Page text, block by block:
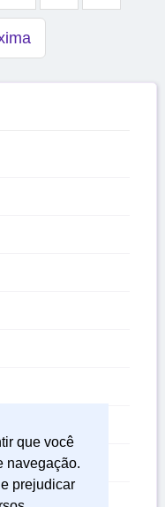
que você
navegação.
prejudicar